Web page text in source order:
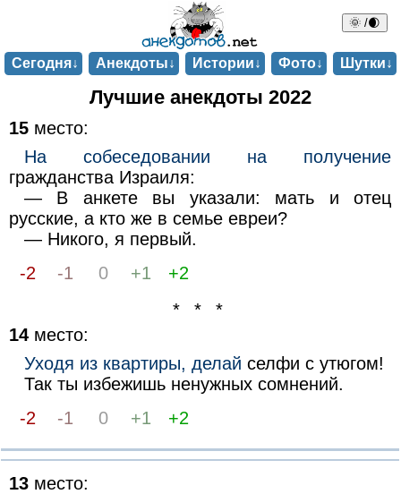
🌞 /🌒
Сегодня↓ Анекдоты↓ Истории↓ Фото↓ Шутки↓
Лучшие анекдоты 2022
15место:
На собеседовании на получение
гражданства Израиля:
— В анкете вы указали: мать и отец
русские, а кто же в семье евреи?
— Никого, я первый.
-2
-1 0 +1
+2
* * *
14место:
Уходя из квартиры, делай селфи с утюгом!
Так ты избежишь ненужных сомнений.
-2
-1 0 +1 +2
13место: